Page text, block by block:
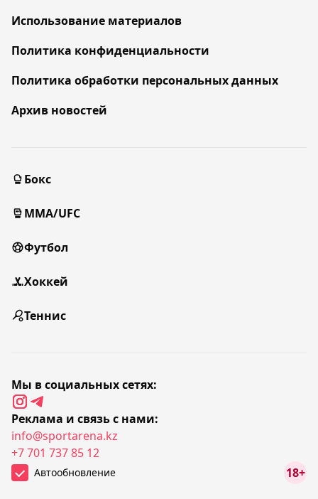
Использование материалов
Политика конфиденциальности
Политика обработки персональных данных
Архив новостей
Бокс
MMA/UFC
Футбол
Хоккей
Теннис
Мы в социальных сетях:
Реклама и связь с нами:
info@sportarena.kz
+7 701 737 85 12
Автообновление 18+